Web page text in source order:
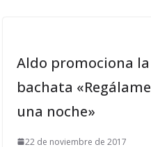
Aldo promociona la
bachata «Regálame
una noche»
22 de noviembre de 2017